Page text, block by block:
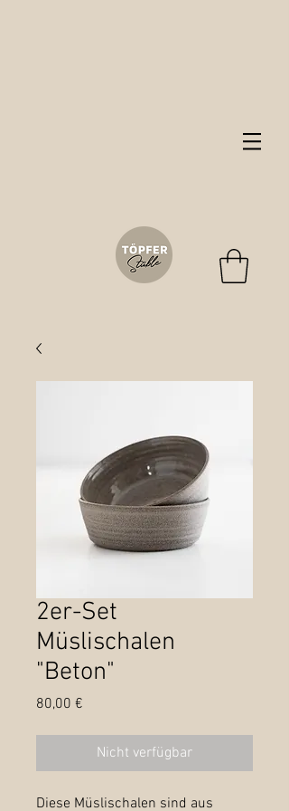
2er-Set
Müslischalen
"Beton"
80,00 €
Nicht verfügbar
Diese Müslischalen sind aus